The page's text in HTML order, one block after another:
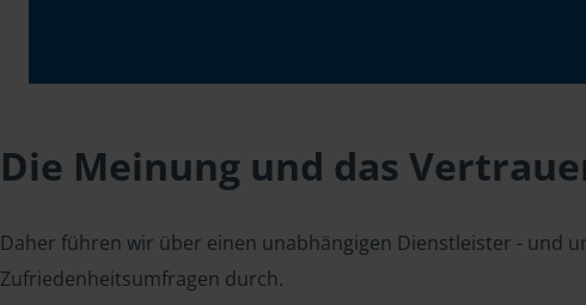
Die Meinung und das
Daher führen wir über einen unabhängigen Dienstleister - und
Zufriedenheitsumfragen durch.